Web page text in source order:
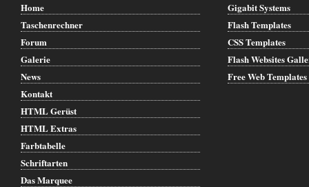
Home
Taschenrechner
Forum
Galerie
News
Kontakt
HTML Gerüst
HTML Extras
Farbtabelle
Schriftarten
Das Marquee
Gigabit Systems
Flash Templates
CSS Templates
Flash Websites
Free Web Templates